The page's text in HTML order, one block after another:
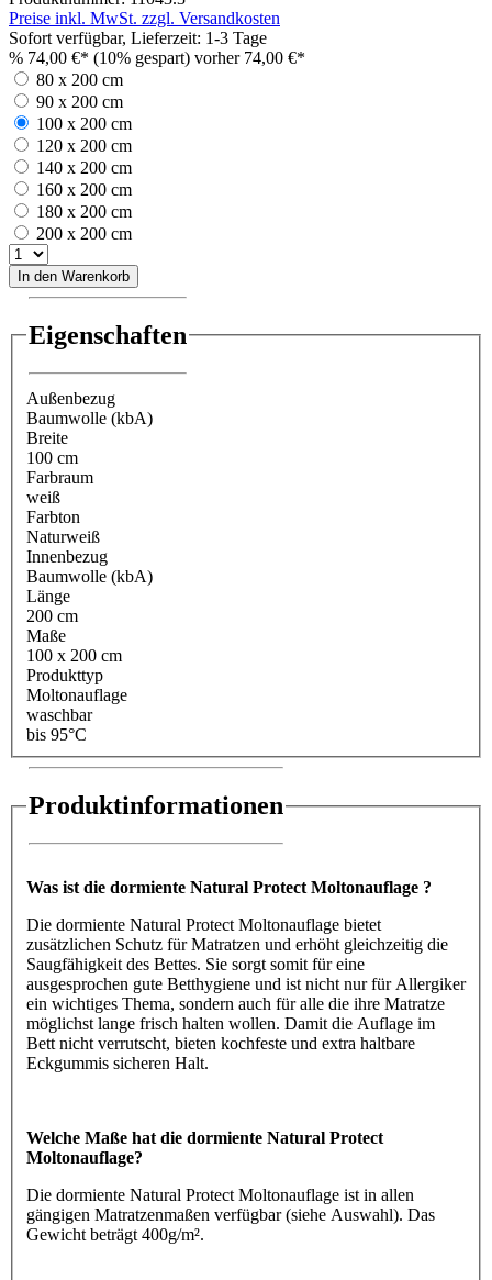
Preise inkl. MwSt. zzgl. Versandkosten
Sofort verfügbar, Lieferzeit: 1-3 Tage
% 74,00 €* (10% gespart) vorher 74,00 €*
80 x 200 cm
90 x 200 cm
100 x 200 cm
120 x 200 cm
140 x 200 cm
160 x 200 cm
180 x 200 cm
200 x 200 cm
In den Warenkorb
Eigenschaften
Außenbezug
Baumwolle (kbA)
Breite
100 cm
Farbraum
weiß
Farbton
Naturweiß
Innenbezug
Baumwolle (kbA)
Länge
200 cm
Maße
100 x 200 cm
Produkttyp
Moltonauflage
waschbar
bis 95°C
Produktinformationen
Was ist die dormiente Natural Protect Moltonauflage ?
Die dormiente Natural Protect Moltonauflage bietet
zusätzlichen Schutz für Matratzen und erhöht gleichzeitig die
Saugfähigkeit des Bettes. Sie sorgt somit für eine
ausgesprochen gute Betthygiene und ist nicht nur für Allergiker
ein wichtiges Thema, sondern auch für alle die ihre Matratze
möglichst lange frisch halten wollen. Damit die Auflage im
Bett nicht verrutscht, bieten kochfeste und extra haltbare
Eckgummis sicheren Halt.
Welche Maße hat die dormiente Natural Protect
Moltonauflage?
Die dormiente Natural Protect Moltonauflage ist in allen
gängigen Matratzenmaßen verfügbar (siehe Auswahl). Das
Gewicht beträgt 400g/m².